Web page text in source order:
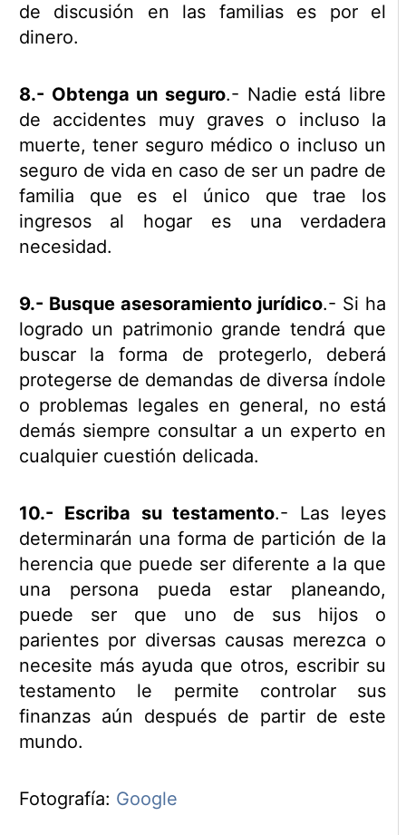
de discusión en las familias es por el
dinero.
8.- Obtenga un seguro.- Nadie está libre
de accidentes muy graves o incluso la
muerte, tener seguro médico o incluso un
seguro de vida en caso de ser un padre de
familia que es el único que trae los
ingresos al hogar es una verdadera
necesidad.
9.- Busque asesoramiento jurídico.- Si ha
logrado un patrimonio grande tendrá que
buscar la forma de protegerlo, deberá
protegerse de demandas de diversa índole
o problemas legales en general, no está
demás siempre consultar a un experto en
cualquier cuestión delicada.
10.- Escriba su testamento.- Las leyes
determinarán una forma de partición de la
herencia que puede ser diferente a la que
una persona pueda estar planeando,
puede ser que uno de sus hijos o
parientes por diversas causas merezca o
necesite más ayuda que otros, escribir su
testamento le permite controlar sus
finanzas aún después de partir de este
mundo.
Fotografía: Google